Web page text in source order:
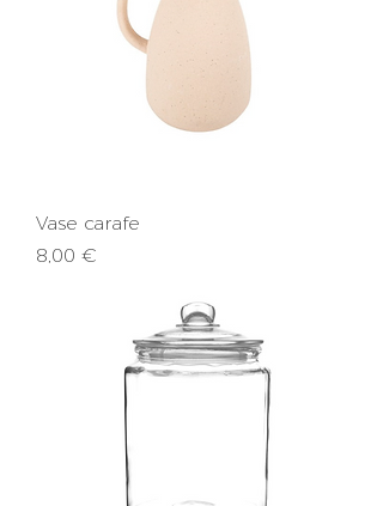
Vase carafe
Prix
8,00 €